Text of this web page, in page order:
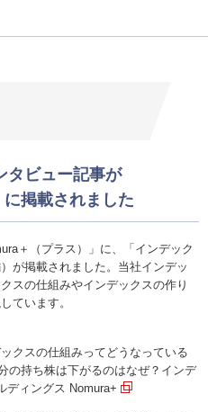
タビュー記事が
に掲載されました
＋（プラス）」に、「インデック
が掲載されました。当社インデッ
スの仕組みやインデックスの作り
ています。
クスの仕組みってどうなっている
の持ち株は下がるのはなぜ？インデ
ディングス Nomura+